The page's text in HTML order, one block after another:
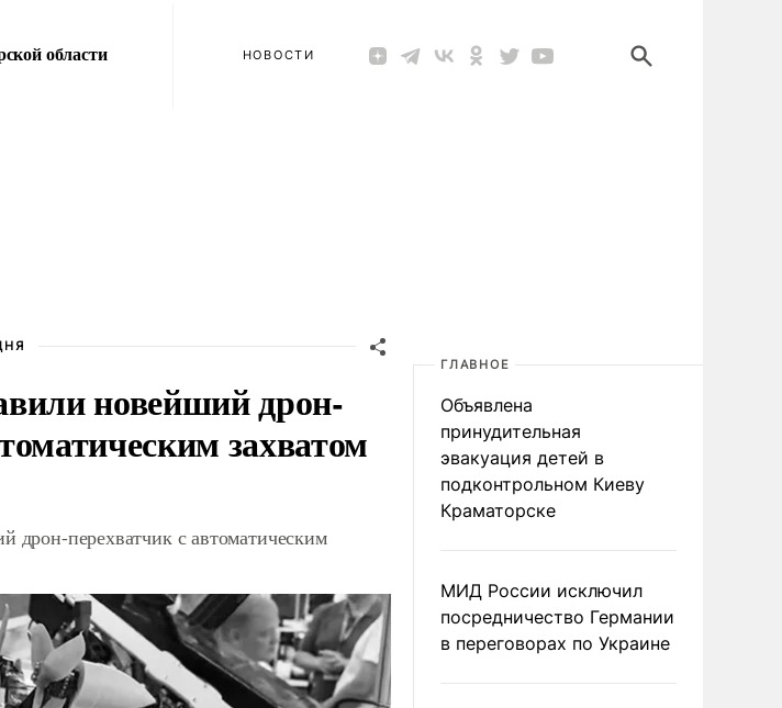
области
НОВОСТИ
новейший дрон-
захватом
дрон-перехватчик с автоматическим
ГЛАВНОЕ
Объявлена
принудительная
эвакуация детей в
подконтрольном Киеву
Краматорске
МИД России исключил
посредничество Германии
в переговорах по Украине